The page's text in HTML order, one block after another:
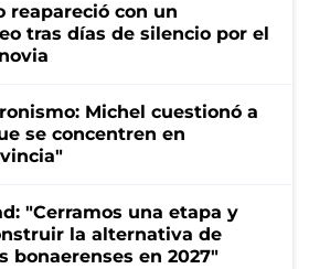
reapareció con un
tras días de silencio por el
Michel cuestionó a
se concentren en
"Cerramos una etapa y
la alternativa de
bonaerenses en 2027"